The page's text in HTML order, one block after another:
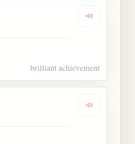
Dengarkan
brilliant achievement
Dengarkan